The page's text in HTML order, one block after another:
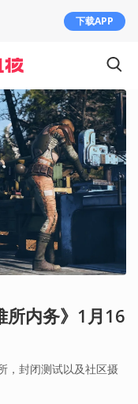
所内务》1月16
，封闭测试以及社区摄
下载APP